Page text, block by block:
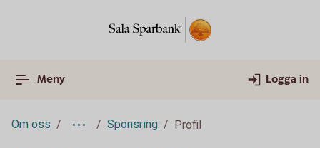
Meny Logga in
Om oss Sponsring Profil